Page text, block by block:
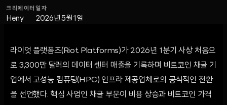
크리에이터
Heny
일자
2026년 5월 1일
라이엇 플랫폼즈(Riot Platforms)가 2026년 1분기 사상 처음으
로 3,300만 달러의 데이터 센터 매출을 기록하며 비트코인 채굴 기
업에서 고성능 컴퓨팅(HPC) 인프라 제공업체로의 공식적인 전환
을 선언했다. 핵심 사업인 채굴 부문이 비용 상승과 비트코인 가격